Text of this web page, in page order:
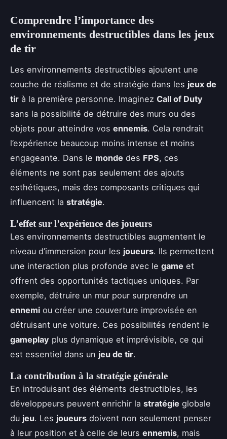
Comprendre l’importance des
environnements destructibles dans les jeux
de tir
Les environnements destructibles ajoutent une
couche de réalisme et de stratégie dans les jeux de
tir à la première personne. Imaginez Call of Duty
sans la possibilité de détruire des murs ou des
objets pour atteindre vos ennemis. Cela rendrait
l’expérience beaucoup moins intense et moins
engageante. Dans le monde des FPS, ces
éléments ne sont pas seulement des ajouts
esthétiques, mais des composants critiques qui
influencent la stratégie.
L’effet sur l’expérience des joueurs
Les environnements destructibles augmentent le
niveau d’immersion pour les joueurs. Ils permettent
une interaction plus profonde avec le game et
offrent des opportunités tactiques uniques. Par
exemple, détruire un mur pour surprendre un
ennemi ou créer une couverture improvisée en
détruisant une voiture. Ces possibilités rendent le
gameplay plus dynamique et imprévisible, ce qui
est essentiel dans un jeu de tir.
La contribution à la stratégie générale
En introduisant des éléments destructibles, les
développeurs peuvent enrichir la stratégie globale
du jeu. Les joueurs doivent non seulement penser
à leur position et à celle de leurs ennemis, mais